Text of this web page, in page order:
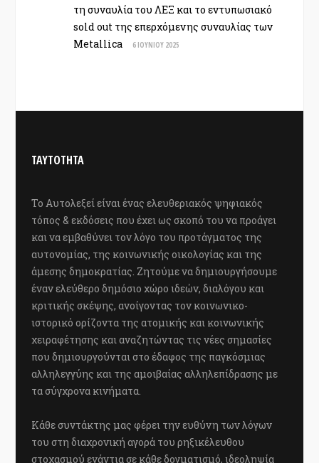
τη συναυλία του ΛΕΞ και το εντυπωσιακό
sold out της επερχόμενης συναυλίας των
Metallica
6 ΙΟΥΝΊΟΥ 2025
ΤΑΥΤΟΤΗΤΑ
Το Αυτολεξεί είναι ένας ελευθεριακός ψηφιακός
τόπος & εκδόσεις που έχει ως σκοπό του να προάγει
και να εμβαθύνει τον λόγο του προτάγματος της
αυτονομίας, της κοινωνικής οικολογίας και της
άμεσης δημοκρατίας. Ζητούμε να δημιουργήσουμε
έναν ελεύθερο δημόσιο χώρο ιδεών, διαλόγου και
κριτικής σκέψης, ανοίγοντας τον κοινωνικο-
ιστορικό ορίζοντα της ατομικής και κοινωνικής
χειραφέτησης και αναζητώντας τις νέες σημασίες
που δημιουργούνται στο έδαφος της παγκόσμιας
αλληλεγγύης και της αμοιβαίας αλληλεπίδρασης με
τα σύγχρονα κινήματα.
Κάθε συντάκτης μας φέρει την ευθύνη των λόγων
του στη διαχρονική αγορά του ρηξικέλευθου
στοχασμού ενάντια σε κάθε δογματισμό, ιδεοληψία